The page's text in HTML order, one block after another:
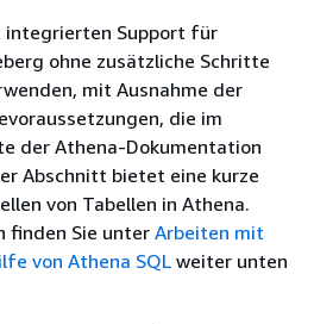
integrierten Support für
ohne zusätzliche Schritte
mit Ausnahme der
die im
der Athena-Dokumentation
Abschnitt bietet eine kurze
von Tabellen in Athena.
finden Sie unter Arbeiten mit
von Athena SQL weiter unten